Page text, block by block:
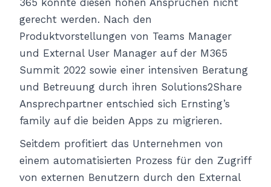
gerecht werden. Nach den
Produktvorstellungen von Teams Manager
und External User Manager auf der M365
Summit 2022 sowie einer intensiven Beratung
und Betreuung durch ihren Solutions2Share
Ansprechpartner entschied sich Ernsting’s
family auf die beiden Apps zu migrieren.
Seitdem profitiert das Unternehmen von
einem automatisierten Prozess für den Zugriff
von externen Benutzern durch den External